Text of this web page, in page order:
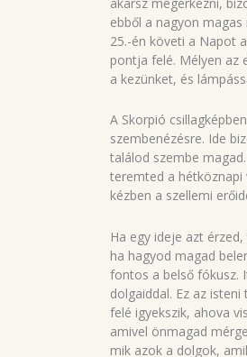
ebből a nagyon
25.-én követi a Napot
pontja felé. Mélyen az
a kezünket, és
A Skorpió
szembenézésre. Ide
találod szembe
teremted a
kézben a szellemi
Ha egy ideje azt
ha hagyod magad
fontos a belső fókusz.
dolgaiddal. Ez az
felé igyekszik, ahova
amivel önmagad
mik azok a dolgok,